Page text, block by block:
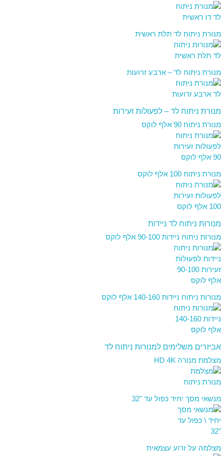
מנורת ניתוח לד תלת ראשית
מנורת ניתוח לד – ארבע זרועות
מנורת ניתוח לד – לפעולות זעירות
מנורת ניתוח 90 אלף לוקס
מנורת ניתוח 100 אלף לוקס
מנורות ניתוח לד ניידות
מנורות ניתוח ניידות 90-100 אלף לוקס
מנורות ניתוח ניידות 140-160 אלף לוקס
אביזרים משלימים למנורות ניתוח לד
מצלמת מנורה HD 4K
מנשאי מסך יחיד כפול עד "32
מצלמה על זרוע עצמאית